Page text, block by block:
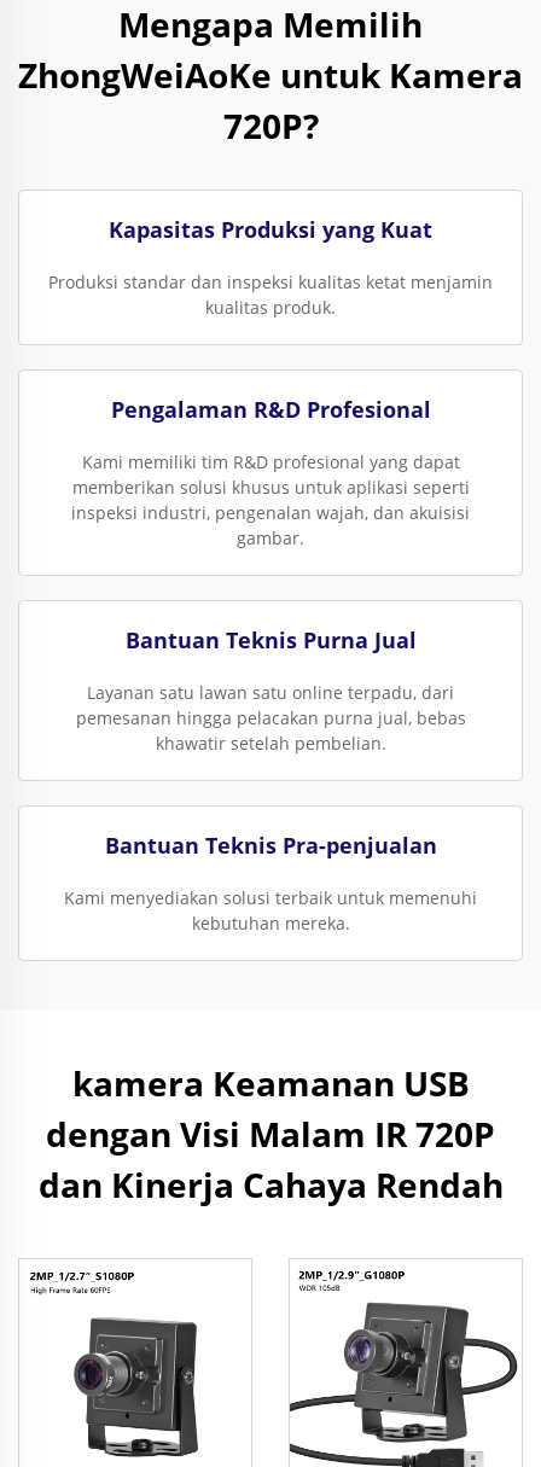
Mengapa Memilih
ZhongWeiAoKe untuk Kamera
720P?
Kapasitas Produksi yang Kuat
Produksi standar dan inspeksi kualitas ketat menjamin
kualitas produk.
Pengalaman R&D Profesional
Kami memiliki tim R&D profesional yang dapat
memberikan solusi khusus untuk aplikasi seperti
inspeksi industri, pengenalan wajah, dan akuisisi
gambar.
Bantuan Teknis Purna Jual
Layanan satu lawan satu online terpadu, dari
pemesanan hingga pelacakan purna jual, bebas
khawatir setelah pembelian.
Bantuan Teknis Pra-penjualan
Kami menyediakan solusi terbaik untuk memenuhi
kebutuhan mereka.
kamera Keamanan USB
dengan Visi Malam IR 720P
dan Kinerja Cahaya Rendah